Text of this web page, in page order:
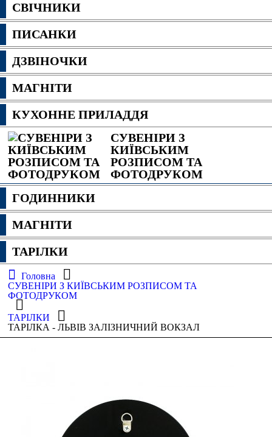
СВІЧНИКИ
ПИСАНКИ
ДЗВІНОЧКИ
МАГНІТИ
КУХОННЕ ПРИЛАДДЯ
СУВЕНІРИ З
КИЇВСЬКИМ
РОЗПИСОМ ТА
ФОТОДРУКОМ
ГОДИННИКИ
МАГНІТИ
ТАРІЛКИ
Головна
СУВЕНІРИ З КИЇВСЬКИМ РОЗПИСОМ ТА
ФОТОДРУКОМ
ТАРІЛКИ
ТАРІЛКА - ЛЬВІВ ЗАЛІЗНИЧНИЙ ВОКЗАЛ